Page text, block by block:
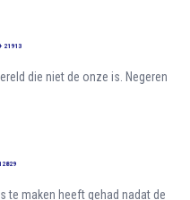
21913
die niet de onze is. Negeren
te maken heeft gehad nadat de